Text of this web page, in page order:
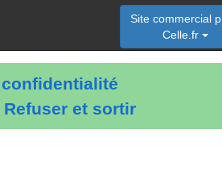
Refuser et sortir
Site commercial
Celle.fr